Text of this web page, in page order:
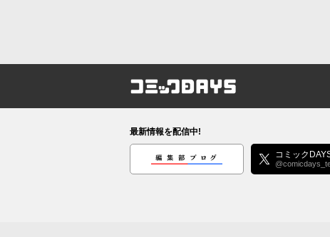
コミックDAYS
最新情報を配信中!
編集部ブログ コミック